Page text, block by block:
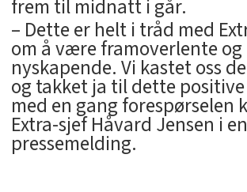
frem til midnatt i går.
– Dette er helt i tråd med
om å være framoverlente og
nyskapende. Vi kastet oss
og takket ja til dette
med en gang forespørselen
Extra-sjef Håvard Jensen i en
pressemelding.